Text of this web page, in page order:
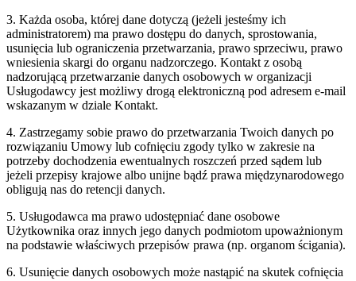
3. Każda osoba, której dane dotyczą (jeżeli jesteśmy ich
administratorem) ma prawo dostępu do danych, sprostowania,
usunięcia lub ograniczenia przetwarzania, prawo sprzeciwu, prawo
wniesienia skargi do organu nadzorczego. Kontakt z osobą
nadzorującą przetwarzanie danych osobowych w organizacji
Usługodawcy jest możliwy drogą elektroniczną pod adresem e-mail
wskazanym w dziale Kontakt.
4. Zastrzegamy sobie prawo do przetwarzania Twoich danych po
rozwiązaniu Umowy lub cofnięciu zgody tylko w zakresie na
potrzeby dochodzenia ewentualnych roszczeń przed sądem lub
jeżeli przepisy krajowe albo unijne bądź prawa międzynarodowego
obligują nas do retencji danych.
5. Usługodawca ma prawo udostępniać dane osobowe
Użytkownika oraz innych jego danych podmiotom upoważnionym
na podstawie właściwych przepisów prawa (np. organom ścigania).
6. Usunięcie danych osobowych może nastąpić na skutek cofnięcia